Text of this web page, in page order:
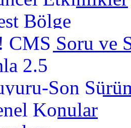
Bölge
CMS Soru ve
2.5
Son
Konular